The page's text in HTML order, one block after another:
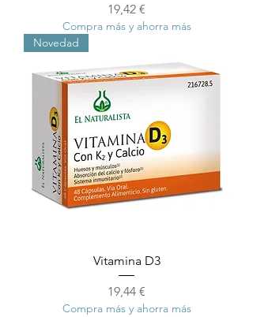
Precio
19,42 €
Compra más y ahorra más
Novedad
Vitamina D3
Precio
19,44 €
Compra más y ahorra más